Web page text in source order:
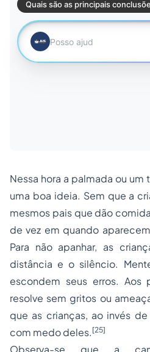
Nessa hora a palmada ou
uma boa ideia. Sem que a
mesmos pais que dão
de vez em quando
Para não apanhar, as
distância e o silêncio.
escondem seus erros. Aos
resolve sem gritos ou
que as crianças, ao invés
com medo deles. [25]